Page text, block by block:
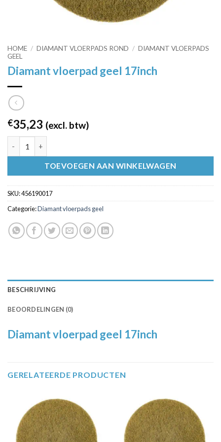
HOME / DIAMANT VLOERPADS ROND / DIAMANT VLOERPADS
GEEL
Diamant vloerpad geel 17inch
€35,23 (excl. btw)
TOEVOEGEN AAN WINKELWAGEN
SKU:456190017
Categorie:Diamant vloerpads geel
BESCHRIJVING
BEOORDELINGEN (0)
Diamant vloerpad geel 17inch
GERELATEERDE PRODUCTEN